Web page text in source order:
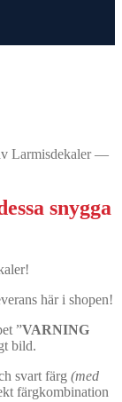
Larmisdekaler —
snygga
här i shopen!
”VARNING
bild.
svart färg (med
färgkombination